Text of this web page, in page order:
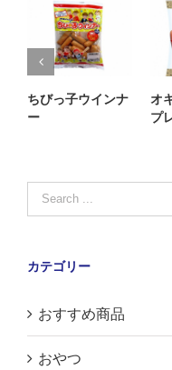
ちびっ子ウインナ
ー
オ
プ
Search
for:
カテゴリー
おすすめ商品
おやつ